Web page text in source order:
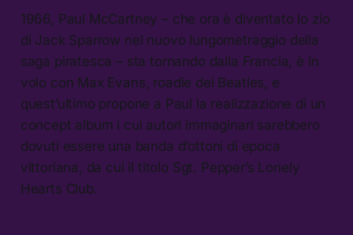
1966, Paul McCartney – che ora è diventato lo zio
di Jack Sparrow nel nuovo lungometraggio della
saga piratesca – sta tornando dalla Francia, è in
volo con Max Evans, roadie dei Beatles, e
quest’ultimo propone a Paul la realizzazione di un
concept album i cui autori immaginari sarebbero
dovuti essere una banda d’ottoni di epoca
vittoriana, da cui il titolo Sgt. Pepper’s Lonely
Hearts Club.